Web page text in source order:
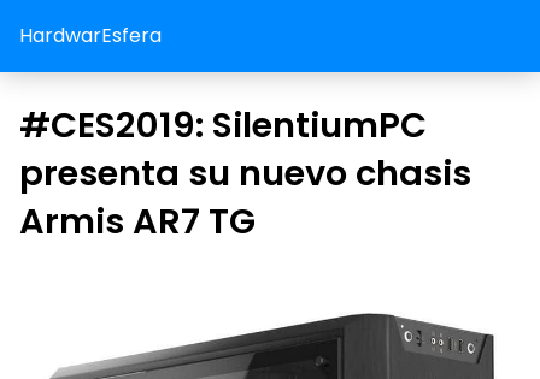
HardwarEsfera
#CES2019: SilentiumPC
presenta su nuevo chasis
Armis AR7 TG